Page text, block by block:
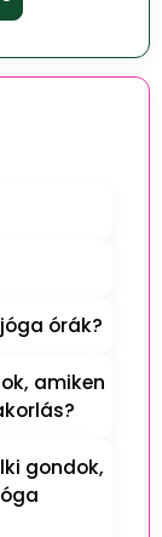
órák?
amiken
gondok,